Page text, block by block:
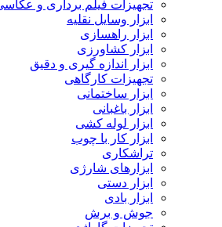
تجهیزات فیلم برداری و عکاسی
ابزار وسایل نقلیه
ابزار راهسازی
ابزار کشاورزی
ابزار اندازه گیری و دقیق
تجهیزات کارگاهی
ابزار ساختمانی
ابزار باغبانی
ابزار لوله کشی
ابزار کار با چوب
تراشکاری
ابزارهای شارژی
ابزار دستی
ابزار بادی
جوش و برش